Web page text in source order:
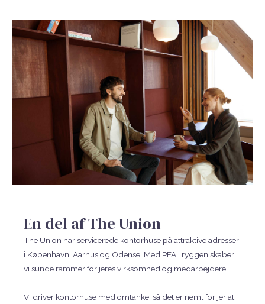
En del af The Union
The Union har servicerede kontorhuse på attraktive adresser
i København, Aarhus og Odense. Med PFA i ryggen skaber
vi sunde rammer for jeres virksomhed og medarbejdere.
Vi driver kontorhuse med omtanke, så det er nemt for jer at